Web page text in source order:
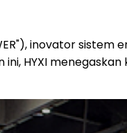
inovator
HYXI